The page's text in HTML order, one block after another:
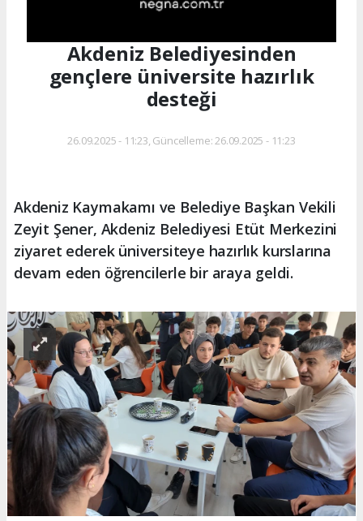
Akdeniz Belediyesinden
gençlere üniversite hazırlık
desteği
26.09.2025 - 11:23, Güncelleme: 26.09.2025 - 11:23
Akdeniz Kaymakamı ve Belediye Başkan Vekili
Zeyit Şener, Akdeniz Belediyesi Etüt Merkezini
ziyaret ederek üniversiteye hazırlık kurslarına
devam eden öğrencilerle bir araya geldi.